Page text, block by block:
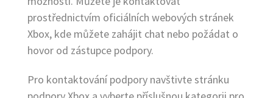
prostřednictvím oficiálních webových stránek
Xbox, kde můžete zahájit chat nebo požádat o
hovor od zástupce podpory.
Pro kontaktování podpory navštivte stránku